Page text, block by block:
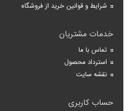
شرایط و قوانین خرید از فروشگاه
خدمات مشتریان
تماس با ما
استرداد محصول
نقشه سایت
حساب کاربری